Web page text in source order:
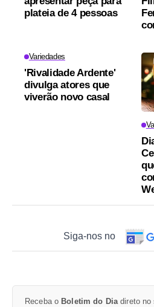
plateia de 4 pessoas
Variedades
'Rivalidade Ardente'
divulga atores que
viverão novo casal
Siga-nos no
Receba o Boletim do Dia direto no